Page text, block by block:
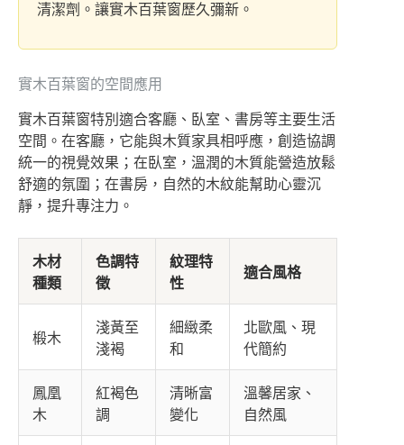
清潔劑。讓實木百葉窗歷久彌新。
實木百葉窗的空間應用
實木百葉窗特別適合客廳、臥室、書房等主要生活
空間。在客廳，它能與木質家具相呼應，創造協調
統一的視覺效果；在臥室，溫潤的木質能營造放鬆
舒適的氛圍；在書房，自然的木紋能幫助心靈沉
靜，提升專注力。
木材
種類
色調特
徵
紋理特
性
適合風格
椴木
淺黃至
淺褐
細緻柔
和
北歐風、現
代簡約
鳳凰
木
紅褐色
調
清晰富
變化
溫馨居家、
自然風